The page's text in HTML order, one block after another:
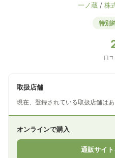
一ノ蔵/ 株
特別
口
取扱店舗
現在、登録されている取扱店舗はあ
オンラインで購入
通販サイ